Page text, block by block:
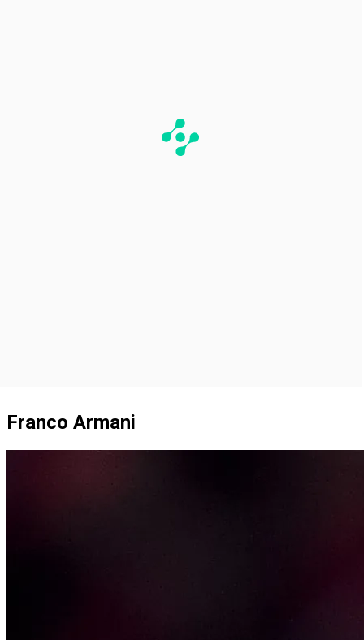
Franco Armani